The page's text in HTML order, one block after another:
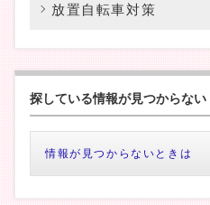
放置自転車対策
探している情報が見つからない
情報が見つからないときは